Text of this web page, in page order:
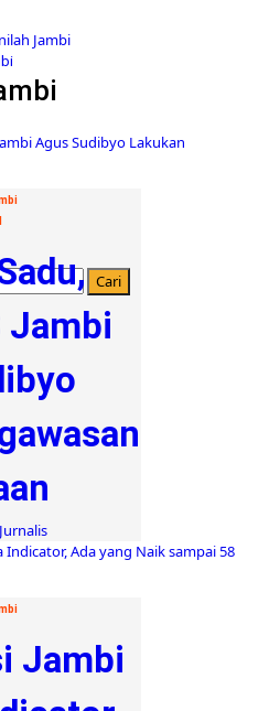
Jambi
Jambi